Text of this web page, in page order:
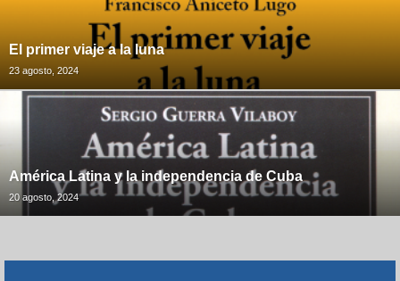
El primer viaje a la luna
23 agosto, 2024
América Latina y la independencia de Cuba
20 agosto, 2024